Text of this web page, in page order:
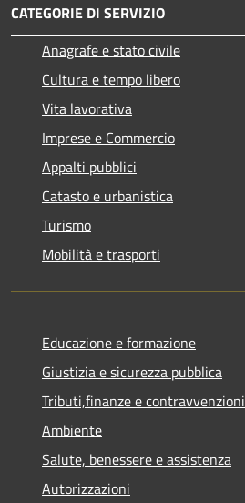
CATEGORIE DI SERVIZIO
Anagrafe e stato civile
Cultura e tempo libero
Vita lavorativa
Imprese e Commercio
Appalti pubblici
Catasto e urbanistica
Turismo
Mobilità e trasporti
Educazione e formazione
Giustizia e sicurezza pubblica
Tributi,finanze e contravvenzioni
Ambiente
Salute, benessere e assistenza
Autorizzazioni